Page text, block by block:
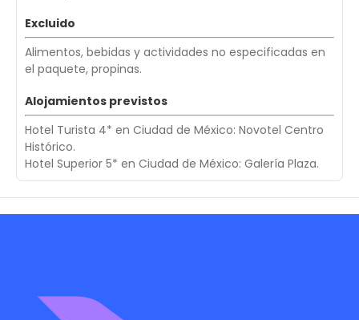
Excluido
Alimentos, bebidas y actividades no especificadas en
el paquete, propinas.
Alojamientos previstos
Hotel Turista 4* en Ciudad de México: Novotel Centro
Histórico.
Hotel Superior 5* en Ciudad de México: Galería Plaza.